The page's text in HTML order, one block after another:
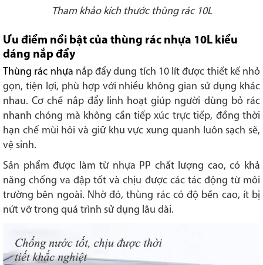
Tham khảo kích thước thùng rác 10L
Ưu điểm nổi bật của thùng rác nhựa 10L kiểu
dáng nắp đẩy
Thùng rác nhựa nắp đẩy dung tích 10 lít được thiết kế nhỏ
gọn, tiện lợi, phù hợp với nhiều không gian sử dụng khác
nhau. Cơ chế nắp đẩy linh hoạt giúp người dùng bỏ rác
nhanh chóng mà không cần tiếp xúc trực tiếp, đồng thời
hạn chế mùi hôi và giữ khu vực xung quanh luôn sạch sẽ,
vệ sinh.
Sản phẩm được làm từ nhựa PP chất lượng cao, có khả
năng chống va đập tốt và chịu được các tác động từ môi
trường bên ngoài. Nhờ đó, thùng rác có độ bền cao, ít bị
nứt vỡ trong quá trình sử dụng lâu dài.